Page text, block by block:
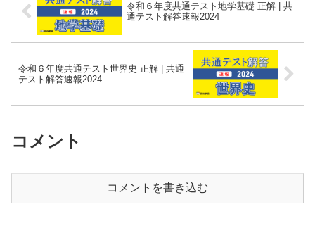
令和６年度共通テスト地学基礎 正解 | 共
通テスト解答速報2024
令和６年度共通テスト世界史 正解 | 共通
テスト解答速報2024
コメント
コメントを書き込む